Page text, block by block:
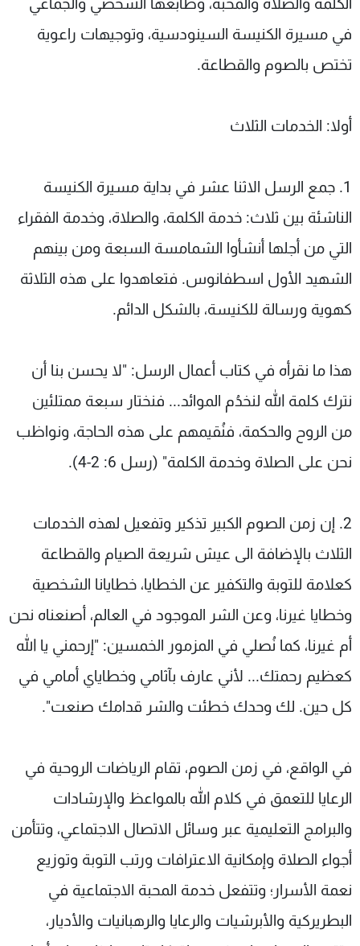
في مسيرة الكنيسة السينودسية، وتوجيهات راعوية
تختص بالصوم والقطاعة.
أولا: الخدمات الثلاث
1. جمع الرسل الاثنا عشر في بداية مسيرة الكنيسة
الناشئة بين ثلاث: خدمة الكلمة، والصلاة، وخدمة الفقراء
التي من أجلها أنشأوا الشمامسة السبعة ومن بينهم
الشهيد الأول اسطفانوس. فتعاهدوا على هذه الثلاثة
كهوية ورسالة للكنيسة، بالشكل الدائم.
هذا ما نقرأه في كتاب أعمال الرسل: "لا يحسن بنا أن
نترك كلمة الله لنخدُم الموائد... فنختار سبعة ممتلئين
من الروح والحكمة، فنُقيمهم على هذه الحاجة، ونواظب
نحن على الصلاة وخدمة الكلمة" (رسل 6: 2-4).
2. إن زمن الصوم الكبير تذكير وتفعيل لهذه الخدمات
الثلاث بالإضافة الى عيش شريعة الصيام والقطاعة
كعلامة للتوبة والتكفير عن الخطايا، خطايانا الشخصية
وخطايا غيرنا، وعن الشر الموجود في العالم، أصنعناه نحن
أم غيرنا، كما نُصلي في المزمور الخمسين: "إرحمني يا الله
كعظيم رحمتك... لأني عارف بآثامي وخطاياي أمامي في
كل حين. لك وحدك خطئت والشر قدامك صنعت".
في الواقع، في زمن الصوم، تقام الرياضات الروحية في
الرعايا للتعمق في كلام الله بالمواعظ والإرشادات
والبرامج التعليمية عبر وسائل الاتصال الاجتماعي، وتتأمن
أجواء الصلاة وإمكانية الاعترافات ورتب التوبة وتوزيع
نعمة الأسرار؛ وتتفعل خدمة المحبة الاجتماعية في
البطريركية والأبرشيات والرعايا والرهبانيات والأديار،